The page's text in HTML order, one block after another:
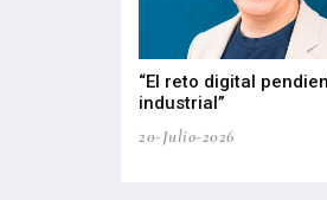
“El reto digital
industrial”
20-Julio-2026